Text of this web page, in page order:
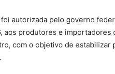
autorizada pelo governo
aos produtores e
com o objetivo de